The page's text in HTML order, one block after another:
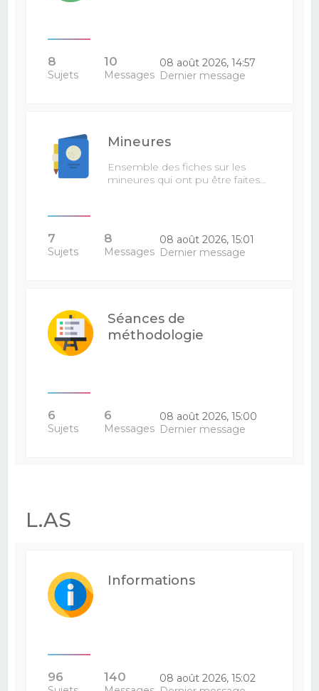
8
Sujets
10
Messages
08 août 2026, 14:57
Dernier message
Mineures
Ensemble des fiches sur les
mineures qui ont pu être faites…
7
Sujets
8
Messages
08 août 2026, 15:01
Dernier message
Séances de
méthodologie
6
Sujets
6
Messages
08 août 2026, 15:00
Dernier message
L.AS
Informations
96 140
08 août 2026, 15:02